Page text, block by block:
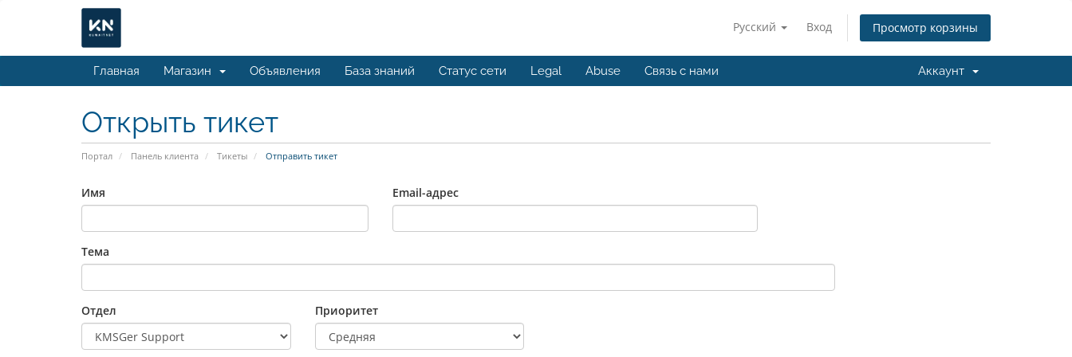
Русский Вход Просмотр корзины
Главная Магазин Объявления База знаний Статус сети Legal Abuse Связь с нами Аккаунт
Открыть тикет
Портал Панель клиента Тикеты Отправить тикет
Имя Email-адрес
Тема
Отдел Приоритет